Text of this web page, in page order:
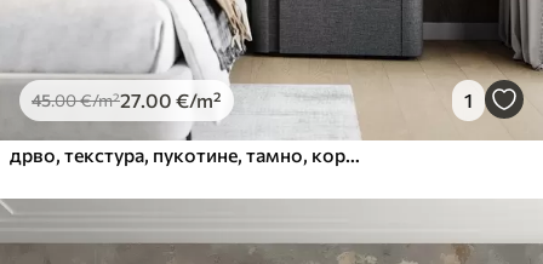
Peel and Stick
81.6749.00€/m²
45.00€/m²27 .00 €/m² 1